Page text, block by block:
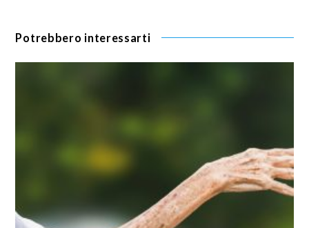
Potrebbero interessarti